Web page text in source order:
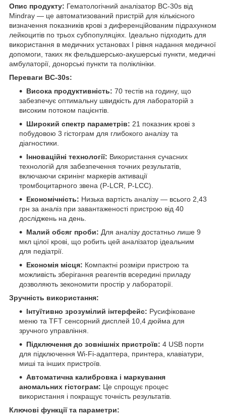
Опис продукту: Гематологічний аналізатор BC-30s від
Mindray — це автоматизований пристрій для кількісного
визначення показників крові з диференційованим підрахунком
лейкоцитів по трьох субпопуляціях. Ідеально підходить для
використання в медичних установах I рівня надання медичної
допомоги, таких як фельдшерсько-акушерські пункти, медичні
амбулаторії, донорські пункти та поліклініки.
Переваги BC-30s:
Висока продуктивність: 70 тестів на годину, що
забезпечує оптимальну швидкість для лабораторій з
високим потоком пацієнтів.
Широкий спектр параметрів: 21 показник крові з
побудовою 3 гістограм для глибокого аналізу та
діагностики.
Інноваційні технології: Використання сучасних
технологій для забезпечення точних результатів,
включаючи скринінг маркерів активації
тромбоцитарного звена (P-LCR, P-LCC).
Економічність: Низька вартість аналізу — всього 2,43
грн за аналіз при завантаженості пристрою від 40
досліджень на день.
Малий обсяг проби: Для аналізу достатньо лише 9
мкл цілої крові, що робить цей аналізатор ідеальним
для педіатрії.
Економія місця: Компактні розміри пристрою та
можливість зберігання реагентів всередині приладу
дозволяють зекономити простір у лабораторії.
Зручність використання:
Інтуїтивно зрозумілий інтерфейс: Русифіковане
меню та TFT сенсорний дисплей 10,4 дюйма для
зручного управління.
Підключення до зовнішніх пристроїв: 4 USB порти
для підключення Wi-Fi-адаптера, принтера, клавіатури,
миші та інших пристроїв.
Автоматична калибровка і маркування
аномальних гістограм: Це спрощує процес
використання і покращує точність результатів.
Ключові функції та параметри: